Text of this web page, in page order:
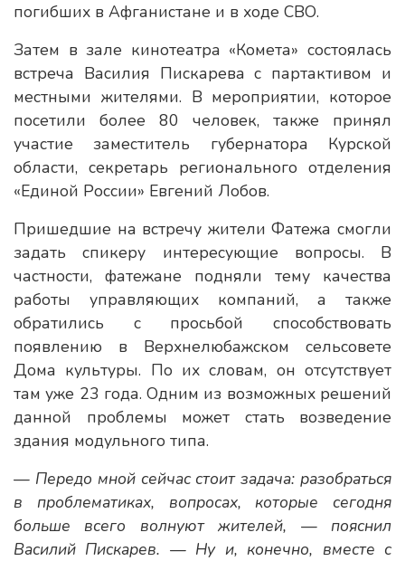
погибших в Афганистане и в ходе СВО.
Затем в зале кинотеатра «Комета» состоялась
встреча Василия Пискарева с партактивом и
местными жителями. В мероприятии, которое
посетили более 80 человек, также принял
участие заместитель губернатора Курской
области, секретарь регионального отделения
«Единой России» Евгений Лобов.
Пришедшие на встречу жители Фатежа смогли
задать спикеру интересующие вопросы. В
частности, фатежане подняли тему качества
работы управляющих компаний, а также
обратились с просьбой способствовать
появлению в Верхнелюбажском сельсовете
Дома культуры. По их словам, он отсутствует
там уже 23 года. Одним из возможных решений
данной проблемы может стать возведение
здания модульного типа.
— Передо мной сейчас стоит задача: разобраться
в проблематиках, вопросах, которые сегодня
больше всего волнуют жителей, — пояснил
Василий Пискарев. — Ну и, конечно, вместе с